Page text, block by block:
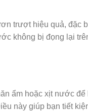
trượt hiệu quả, đặc
không bị đọng lại
ẩm hoặc xịt nước để
này giúp bạn tiết